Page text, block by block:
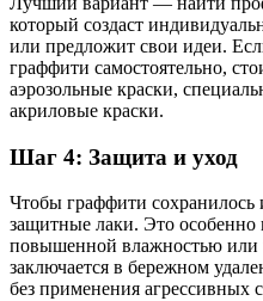
который создаст
или предложит свои идеи.
граффити самостоятельно,
аэрозольные краски,
акриловые краски.
Шаг 4: Защита и уход
Чтобы граффити сохранилось
защитные лаки. Это
повышенной влажностью или
заключается в бережном
без применения агрессивных